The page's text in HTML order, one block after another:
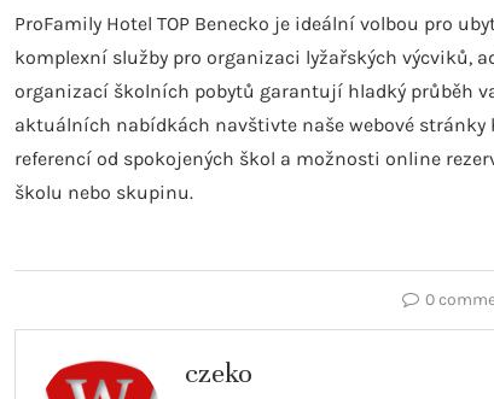
ProFamily Hotel TOP Benecko je ideální volbou pro
komplexní služby pro organizaci lyžařských výcviků,
organizací školních pobytů garantují hladký průběh
aktuálních nabídkách navštivte naše webové
referencí od spokojených škol a možnosti online
školu nebo skupinu.
0
czeko